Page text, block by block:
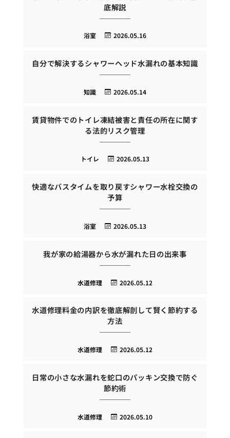
底解説
2026.05.16
浴室
自分で解決するシャワーヘッド水漏れの基本知識
2026.05.14
知識
賃貸物件でのトイレ凍結被害と責任の所在に関す
る法的リスク管理
2026.05.13
トイレ
快適なバスタイムを取り戻すシャワー水栓交換の
予算
2026.05.13
浴室
我が家の給湯器から水が漏れた日の出来事
2026.05.12
水道修理
水道修理料金の内訳を徹底解剖して賢く節約する
方法
2026.05.12
水道修理
日常の小さな水漏れを蛇口のパッキン交換で防ぐ
節約術
2026.05.10
水道修理